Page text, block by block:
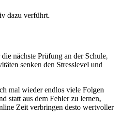
dazu verführt.
nächste Prüfung an der Schule,
senken den Stresslevel und
mal wieder endlos viele Folgen
statt aus dem Fehler zu lernen,
Zeit verbringen desto wertvoller